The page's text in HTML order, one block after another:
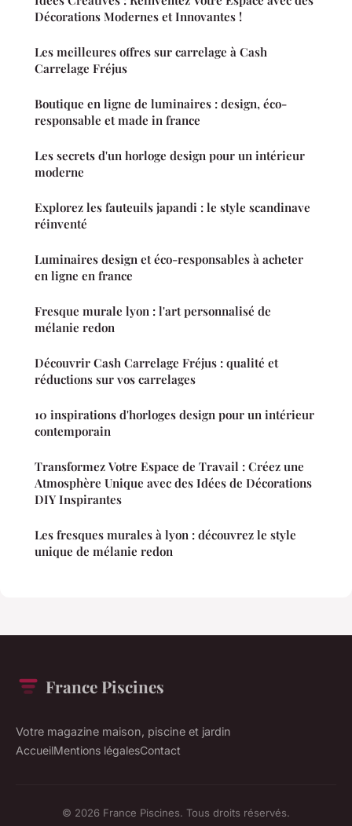
Décorations Modernes et Innovantes !
Les meilleures offres sur carrelage à Cash
Carrelage Fréjus
Boutique en ligne de luminaires : design, éco-
responsable et made in france
Les secrets d'un horloge design pour un intérieur
moderne
Explorez les fauteuils japandi : le style scandinave
réinventé
Luminaires design et éco-responsables à acheter
en ligne en france
Fresque murale lyon : l'art personnalisé de
mélanie redon
Découvrir Cash Carrelage Fréjus : qualité et
réductions sur vos carrelages
10 inspirations d'horloges design pour un intérieur
contemporain
Transformez Votre Espace de Travail : Créez une
Atmosphère Unique avec des Idées de Décorations
DIY Inspirantes
Les fresques murales à lyon : découvrez le style
unique de mélanie redon
France Piscines
Votre magazine maison, piscine et jardin
AccueilMentions légalesContact
© 2026 France Piscines. Tous droits réservés.